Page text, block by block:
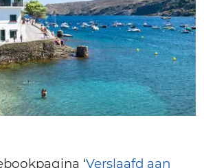
‘Verslaafd aan